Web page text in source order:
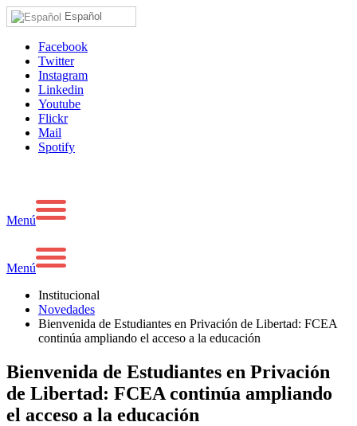
Español
Facebook
Twitter
Instagram
Linkedin
Youtube
Flickr
Mail
Spotify
Menú
Menú
Institucional
Novedades
Bienvenida de Estudiantes en Privación de Libertad: FCEA
continúa ampliando el acceso a la educación
Bienvenida de Estudiantes en Privación
de Libertad: FCEA continúa ampliando
el acceso a la educación